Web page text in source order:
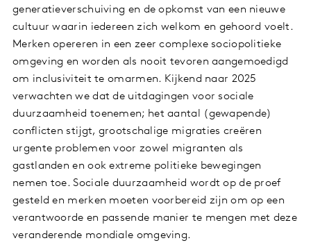
generatieverschuiving en de opkomst van een nieuwe
cultuur waarin iedereen zich welkom en gehoord voelt.
Merken opereren in een zeer complexe sociopolitieke
omgeving en worden als nooit tevoren aangemoedigd
om inclusiviteit te omarmen. Kijkend naar 2025
verwachten we dat de uitdagingen voor sociale
duurzaamheid toenemen; het aantal (gewapende)
conflicten stijgt, grootschalige migraties creëren
urgente problemen voor zowel migranten als
gastlanden en ook extreme politieke bewegingen
nemen toe. Sociale duurzaamheid wordt op de proef
gesteld en merken moeten voorbereid zijn om op een
verantwoorde en passende manier te mengen met deze
veranderende mondiale omgeving.